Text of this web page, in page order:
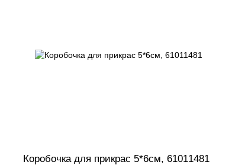
Коробочка для прикрас 5*6см, 61011481